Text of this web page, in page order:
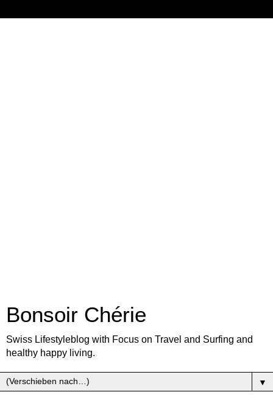
Bonsoir Chérie
Swiss Lifestyleblog with Focus on Travel and Surfing and
healthy happy living.
▼